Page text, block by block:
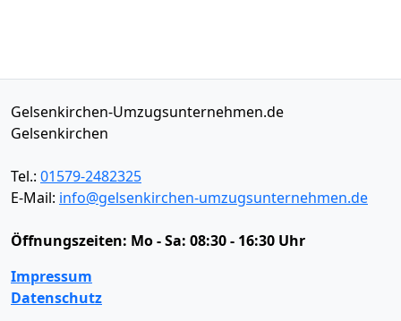
Gelsenkirchen-Umzugsunternehmen.de
Gelsenkirchen
Tel.: 01579-2482325
E-Mail: info@gelsenkirchen-umzugsunternehmen.de
Öffnungszeiten: Mo - Sa: 08:30 - 16:30 Uhr
Impressum
Datenschutz